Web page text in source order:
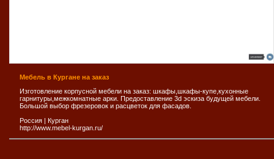
Мебель в Кургане на заказ
Изготовление корпусной мебели на заказ: шкафы,шкафы-купе,кухонные
гарнитуры,межкомнатные арки. Предоставление 3d эскиза будущей мебели.
Большой выбор фрезеровок и расцветок для фасадов.
Россия
Курган
http://www.mebel-kurgan.ru/